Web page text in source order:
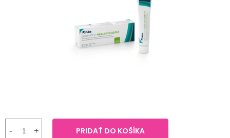
PRÍRODNÉ
LIEKY PRIDAŤ DO KOŠÍKA